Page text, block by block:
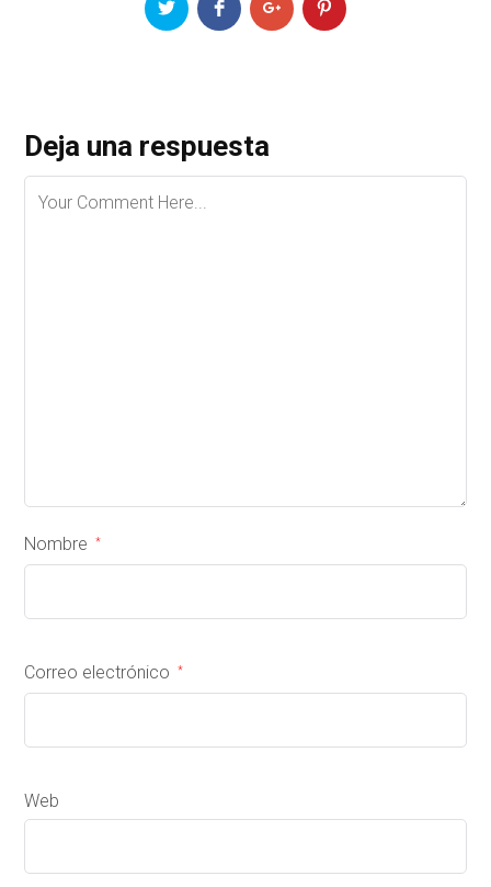
Deja una respuesta
Nombre *
Correo electrónico *
Web